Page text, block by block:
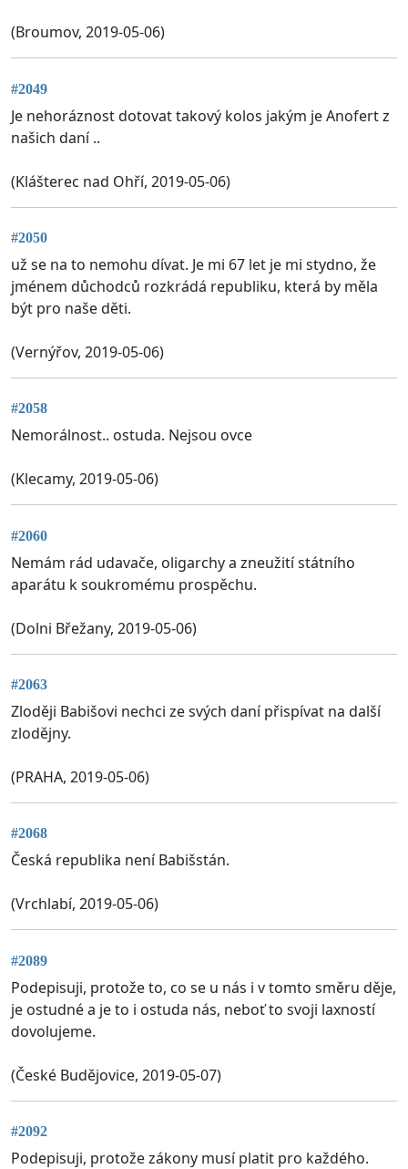
(Broumov, 2019-05-06)
#2049
Je nehoráznost dotovat takový kolos jakým je Anofert z
našich daní ..
(Klášterec nad Ohří, 2019-05-06)
#2050
už se na to nemohu dívat. Je mi 67 let je mi stydno, že
jménem důchodců rozkrádá republiku, která by měla
být pro naše děti.
(Vernýřov, 2019-05-06)
#2058
Nemorálnost.. ostuda. Nejsou ovce
(Klecamy, 2019-05-06)
#2060
Nemám rád udavače, oligarchy a zneužití státního
aparátu k soukromému prospěchu.
(Dolni Břežany, 2019-05-06)
#2063
Zloději Babišovi nechci ze svých daní přispívat na další
zlodějny.
(PRAHA, 2019-05-06)
#2068
Česká republika není Babišstán.
(Vrchlabí, 2019-05-06)
#2089
Podepisuji, protože to, co se u nás i v tomto směru děje,
je ostudné a je to i ostuda nás, neboť to svoji laxností
dovolujeme.
(České Budějovice, 2019-05-07)
#2092
Podepisuji, protože zákony musí platit pro každého.